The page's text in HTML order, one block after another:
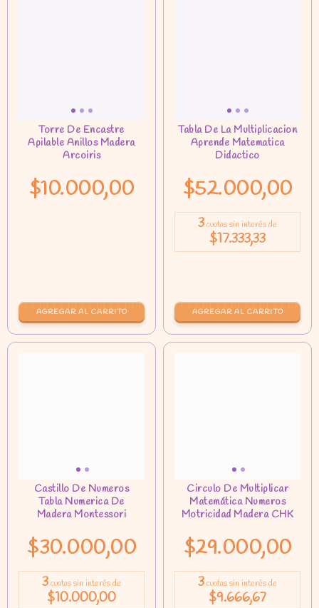
$10.000,00 $52.000,00
3cuotas sin interés de
$17.333,33
$30.000,00
3cuotas sin interés de
$10.000,00
$29.000,00
3cuotas sin interés de
$9.666,67